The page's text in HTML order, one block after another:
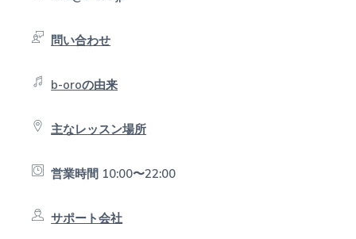
問い合わせ
b-oroの由来
主なレッスン場所
営業時間 10:00〜22:00
サポート会社